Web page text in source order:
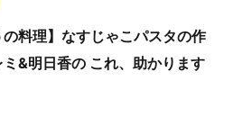
の料理】なすじゃこパスタの作
ミ&明日香の これ、助かります